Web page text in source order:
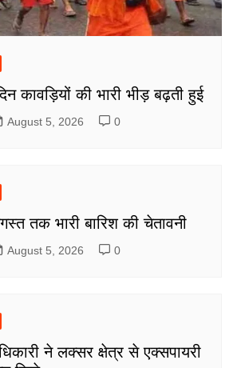
कावड़ियों की भारी भीड़ बढ़ती हुई
August 5, 2026 0
तक भारी बारिश की चेतावनी
August 5, 2026 0
ने लक्सर क्षेत्र से एक्सपायरी